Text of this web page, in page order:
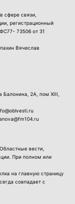
сфере связи,
регистрационный
73506 от 31
Вячеслав
Балонина, 2А, пом XIII,
вести,
При полном или
на главную страницу
совпадает с